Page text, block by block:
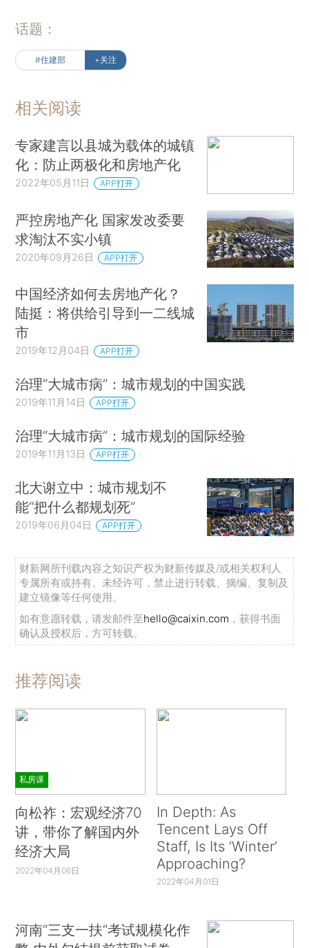
话题：
#住建部 +关注
相关阅读
专家建言以县城为载体的城镇
化：防止两极化和房地产化
2022年05月11日 APP打开
严控房地产化 国家发改委要
求淘汰不实小镇
2020年09月26日 APP打开
中国经济如何去房地产化？
陆挺：将供给引导到一二线城
市
2019年12月04日 APP打开
治理“大城市病”：城市规划的中国实践
2019年11月14日 APP打开
治理“大城市病”：城市规划的国际经验
2019年11月13日 APP打开
北大谢立中：城市规划不
能“把什么都规划死”
2019年06月04日 APP打开
财新网所刊载内容之知识产权为财新传媒及/或相关权利人
专属所有或持有。未经许可，禁止进行转载、摘编、复制及
建立镜像等任何使用。
如有意愿转载，请发邮件至hello@caixin.com ，获得书面
确认及授权后，方可转载。
推荐阅读
私房课
向松祚：宏观经济70
讲，带你了解国内外
经济大局
2022年04月06日
In Depth: As
Tencent Lays Off
Staff, Is Its ‘Winter’
Approaching?
2022年04月01日
河南“三支一扶”考试规模化作